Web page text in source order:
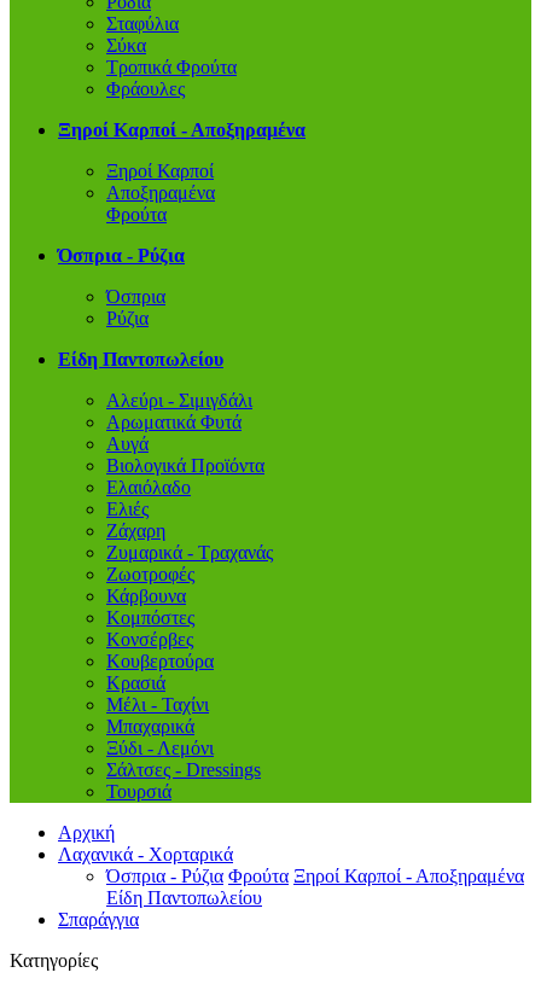
Σταφύλια
Σύκα
Τροπικά Φρούτα
Φράουλες
Ξηροί Καρποί - Αποξηραμένα
Ξηροί Καρποί
Αποξηραμένα
Φρούτα
Όσπρια - Ρύζια
Όσπρια
Ρύζια
Είδη Παντοπωλείου
Αλεύρι - Σιμιγδάλι
Αρωματικά Φυτά
Αυγά
Βιολογικά Προϊόντα
Ελαιόλαδο
Ελιές
Ζάχαρη
Ζυμαρικά - Τραχανάς
Ζωοτροφές
Κάρβουνα
Κομπόστες
Κονσέρβες
Κουβερτούρα
Κρασιά
Μέλι - Ταχίνι
Μπαχαρικά
Ξύδι - Λεμόνι
Σάλτσες - Dressings
Τουρσιά
Αρχική
Λαχανικά - Χορταρικά
Όσπρια - Ρύζια Φρούτα Ξηροί Καρποί - Αποξηραμένα
Είδη Παντοπωλείου
Σπαράγγια
Κατηγορίες